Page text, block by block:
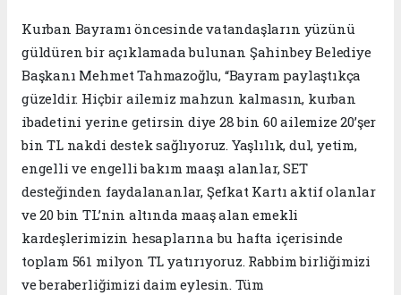
Kurban Bayramı öncesinde vatandaşların yüzünü
güldüren bir açıklamada bulunan Şahinbey Belediye
Başkanı Mehmet Tahmazoğlu, “Bayram paylaştıkça
güzeldir. Hiçbir ailemiz mahzun kalmasın, kurban
ibadetini yerine getirsin diye 28 bin 60 ailemize 20’şer
bin TL nakdi destek sağlıyoruz. Yaşlılık, dul, yetim,
engelli ve engelli bakım maaşı alanlar, SET
desteğinden faydalananlar, Şefkat Kartı aktif olanlar
ve 20 bin TL’nin altında maaş alan emekli
kardeşlerimizin hesaplarına bu hafta içerisinde
toplam 561 milyon TL yatırıyoruz. Rabbim birliğimizi
ve beraberliğimizi daim eylesin. Tüm